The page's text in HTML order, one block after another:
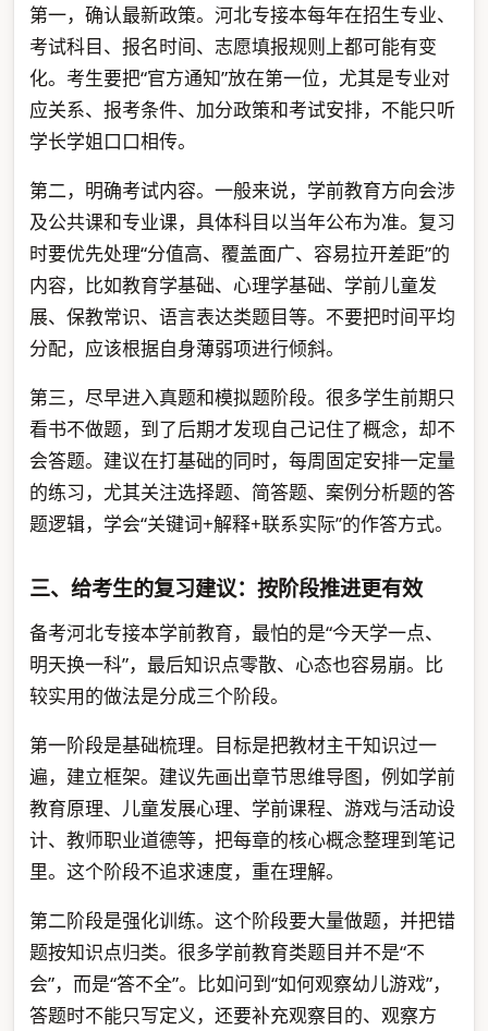
第一，确认最新政策。河北专接本每年在招生专业、
考试科目、报名时间、志愿填报规则上都可能有变
化。考生要把“官方通知”放在第一位，尤其是专业对
应关系、报考条件、加分政策和考试安排，不能只听
学长学姐口口相传。
第二，明确考试内容。一般来说，学前教育方向会涉
及公共课和专业课，具体科目以当年公布为准。复习
时要优先处理“分值高、覆盖面广、容易拉开差距”的
内容，比如教育学基础、心理学基础、学前儿童发
展、保教常识、语言表达类题目等。不要把时间平均
分配，应该根据自身薄弱项进行倾斜。
第三，尽早进入真题和模拟题阶段。很多学生前期只
看书不做题，到了后期才发现自己记住了概念，却不
会答题。建议在打基础的同时，每周固定安排一定量
的练习，尤其关注选择题、简答题、案例分析题的答
题逻辑，学会“关键词+解释+联系实际”的作答方式。
三、给考生的复习建议：按阶段推进更有效
备考河北专接本学前教育，最怕的是“今天学一点、
明天换一科”，最后知识点零散、心态也容易崩。比
较实用的做法是分成三个阶段。
第一阶段是基础梳理。目标是把教材主干知识过一
遍，建立框架。建议先画出章节思维导图，例如学前
教育原理、儿童发展心理、学前课程、游戏与活动设
计、教师职业道德等，把每章的核心概念整理到笔记
里。这个阶段不追求速度，重在理解。
第二阶段是强化训练。这个阶段要大量做题，并把错
题按知识点归类。很多学前教育类题目并不是“不
会”，而是“答不全”。比如问到“如何观察幼儿游戏”，
答题时不能只写定义，还要补充观察目的、观察方